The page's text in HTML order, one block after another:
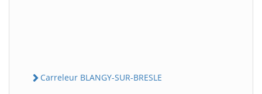
Carreleur BLANGY-SUR-BRESLE